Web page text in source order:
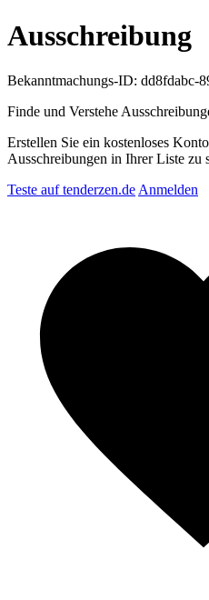
Ausschreibung
Bekanntmachungs-ID: dd8fdabc-
Finde und Verstehe
Erstellen Sie ein kostenloses
Ausschreibungen in Ihrer Liste zu
Teste auf tenderzen.de Anmelden